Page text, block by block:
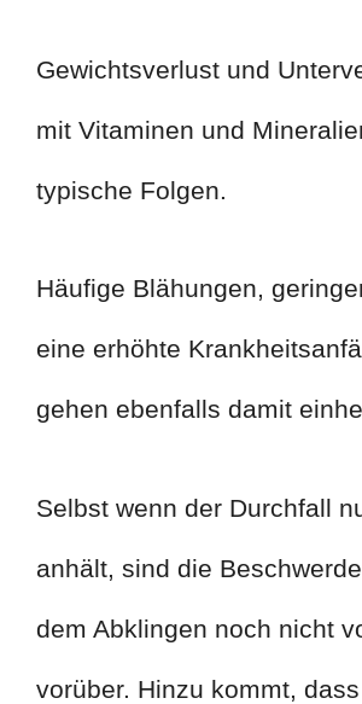
Gewichtsverlust und
mit Vitaminen und
typische Folgen.
Häufige Blähungen,
eine erhöhte
gehen ebenfalls damit
Selbst wenn der Durchfall
anhält, sind die
dem Abklingen noch nicht
vorüber. Hinzu kommt,